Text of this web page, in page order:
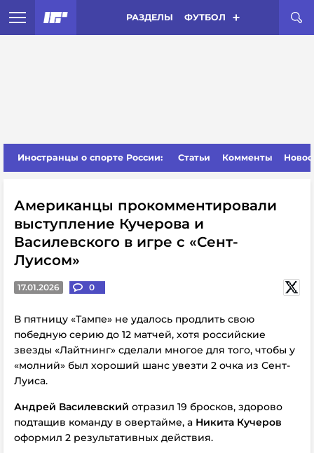
РАЗДЕЛЫ ФУТБОЛ
Иностранцы о спорте России: Статьи Комменты
Американцы прокомментировали
выступление Кучерова и
Василевского в игре с «Сент-
Луисом»
17.01.2026 0
В пятницу «Тампе» не удалось продлить свою
победную серию до 12 матчей, хотя российские
звезды «Лайтнинг» сделали многое для того, чтобы у
«молний» был хороший шанс увезти 2 очка из Сент-
Луиса.
Андрей Василевский отразил 19 бросков, здорово
подтащив команду в овертайме, а Никита Кучеров
оформил 2 результативных действия.